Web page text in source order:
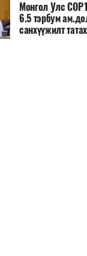
Монгол Улс
6.5 тэрбум
санхүүжилт